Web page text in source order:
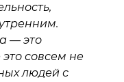
— это
совсем не
людей с